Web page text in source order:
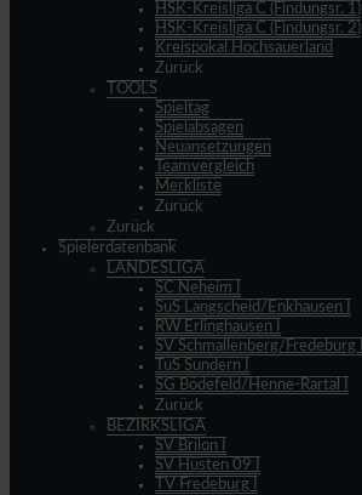
HSK-Kreisliga C (Findungsr. 1)
HSK-Kreisliga C (Findungsr. 2)
Kreispokal Hochsauerland
Zurück
TOOLS
Spieltag
Spielabsagen
Neuansetzungen
Teamvergleich
Merkliste
Zurück
Zurück
Spielerdatenbank
LANDESLIGA
SC Neheim I
SuS Langscheid/Enkhausen I
RW Erlinghausen I
SV Schmallenberg/Fredeburg I
TuS Sundern I
SG Bödefeld/Henne-Rartal I
Zurück
BEZIRKSLIGA
SV Brilon I
SV Hüsten 09 I
TV Fredeburg I